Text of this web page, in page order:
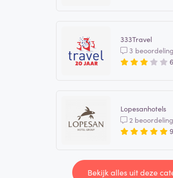
333Travel
3
Lopesanhotels
2
Bekijk alles uit deze